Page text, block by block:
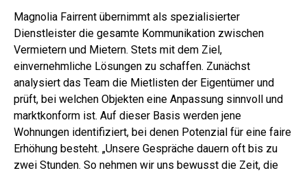
Magnolia Fairrent übernimmt als spezialisierter
Dienstleister die gesamte Kommunikation zwischen
Vermietern und Mietern. Stets mit dem Ziel,
einvernehmliche Lösungen zu schaffen. Zunächst
analysiert das Team die Mietlisten der Eigentümer und
prüft, bei welchen Objekten eine Anpassung sinnvoll und
marktkonform ist. Auf dieser Basis werden jene
Wohnungen identifiziert, bei denen Potenzial für eine faire
Erhöhung besteht. „Unsere Gespräche dauern oft bis zu
zwei Stunden. So nehmen wir uns bewusst die Zeit, die